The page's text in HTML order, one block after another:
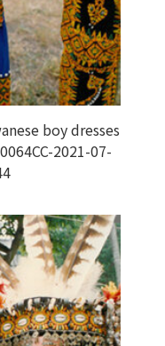
boy dresses
2021-07-